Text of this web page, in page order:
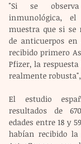
"Si se
inmunológica, el
muestra que si se
de anticuerpos en
recibido primero
Pfizer, la
realmente
El estudio
resultados de
edades entre 18 y
habían recibido